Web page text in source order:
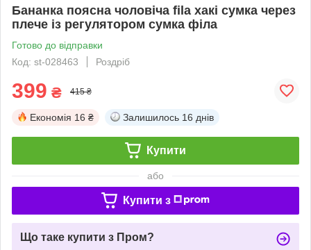
Бананка поясна чоловіча fila хакі сумка через
плече із регулятором сумка філа
Готово до відправки
Код: st-028463
Роздріб
399 ₴ 415 ₴
Економія 16 ₴ Залишилось 16 днів
Купити
або
Купити з
Що таке купити з Пром?